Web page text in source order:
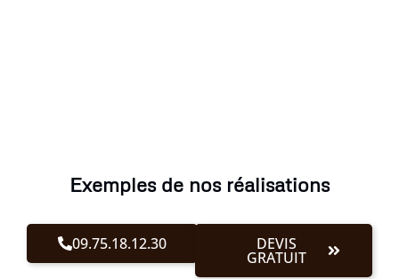
Exemples de nos réalisations
09.75.18.12.30 DEVIS
GRATUIT